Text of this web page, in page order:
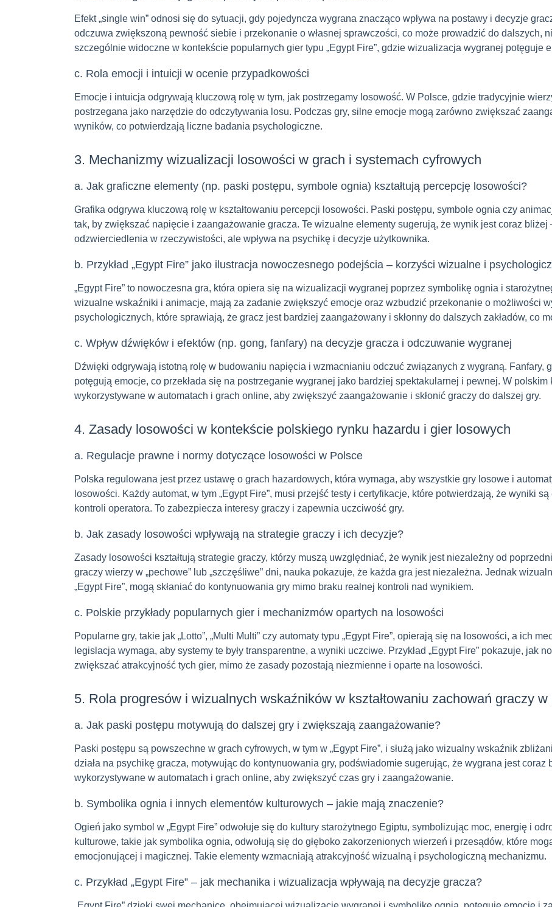
Efekt „single win” odnosi się do sytuacji, gdy pojedyncza wygrana znacząco wpływa na postawy i decyzje
odczuwa zwiększoną pewność siebie i przekonanie o własnej sprawczości, co może prowadzić do dalszych,
szczególnie widoczne w kontekście popularnych gier typu „Egypt Fire”, gdzie wizualizacja wygranej potęguje
c. Rola emocji i intuicji w ocenie przypadkowości
Emocje i intuicja odgrywają kluczową rolę w tym, jak postrzegamy losowość. W Polsce, gdzie tradycyjnie
postrzegana jako narzędzie do odczytywania losu. Podczas gry, silne emocje mogą zarówno zwiększać
wyników, co potwierdzają liczne badania psychologiczne.
3. Mechanizmy wizualizacji losowości w grach i systemach cyfrowych
a. Jak graficzne elementy (np. paski postępu, symbole ognia) kształtują percepcję losowości?
Grafika odgrywa kluczową rolę w kształtowaniu percepcji losowości. Paski postępu, symbole ognia czy
tak, by zwiększać napięcie i zaangażowanie gracza. Te wizualne elementy sugerują, że wynik jest coraz
odzwierciedlenia w rzeczywistości, ale wpływa na psychikę i decyzje użytkownika.
b. Przykład „Egypt Fire” jako ilustracja nowoczesnego podejścia – korzyści wizualne i
„Egypt Fire” to nowoczesna gra, która opiera się na wizualizacji wygranej poprzez symbolikę ognia i
wizualne wskaźniki i animacje, mają za zadanie zwiększyć emocje oraz wzbudzić przekonanie o możliwości
psychologicznych, które sprawiają, że gracz jest bardziej zaangażowany i skłonny do dalszych zakładów, co
c. Wpływ dźwięków i efektów (np. gong, fanfary) na decyzje gracza i odczuwanie wygranej
Dźwięki odgrywają istotną rolę w budowaniu napięcia i wzmacnianiu odczuć związanych z wygraną. Fanfary,
potęgują emocje, co przekłada się na postrzeganie wygranej jako bardziej spektakularnej i pewnej. W polskim
wykorzystywane w automatach i grach online, aby zwiększyć zaangażowanie i skłonić graczy do dalszej gry.
4. Zasady losowości w kontekście polskiego rynku hazardu i gier losowych
a. Regulacje prawne i normy dotyczące losowości w Polsce
Polska regulowana jest przez ustawę o grach hazardowych, która wymaga, aby wszystkie gry losowe i
losowości. Każdy automat, w tym „Egypt Fire”, musi przejść testy i certyfikacje, które potwierdzają, że wyniki
kontroli operatora. To zabezpiecza interesy graczy i zapewnia uczciwość gry.
b. Jak zasady losowości wpływają na strategie graczy i ich decyzje?
Zasady losowości kształtują strategie graczy, którzy muszą uwzględniać, że wynik jest niezależny od
graczy wierzy w „pechowe” lub „szczęśliwe” dni, nauka pokazuje, że każda gra jest niezależna. Jednak
„Egypt Fire”, mogą skłaniać do kontynuowania gry mimo braku realnej kontroli nad wynikiem.
c. Polskie przykłady popularnych gier i mechanizmów opartych na losowości
Popularne gry, takie jak „Lotto”, „Multi Multi” czy automaty typu „Egypt Fire”, opierają się na losowości, a ich
legislacja wymaga, aby systemy te były transparentne, a wyniki uczciwe. Przykład „Egypt Fire” pokazuje, jak
zwiększać atrakcyjność tych gier, mimo że zasady pozostają niezmienne i oparte na losowości.
5. Rola progresów i wizualnych wskaźników w kształtowaniu zachowań graczy w
a. Jak paski postępu motywują do dalszej gry i zwiększają zaangażowanie?
Paski postępu są powszechne w grach cyfrowych, w tym w „Egypt Fire”, i służą jako wizualny wskaźnik
działa na psychikę gracza, motywując do kontynuowania gry, podświadomie sugerując, że wygrana jest
wykorzystywane w automatach i grach online, aby zwiększyć czas gry i zaangażowanie.
b. Symbolika ognia i innych elementów kulturowych – jakie mają znaczenie?
Ogień jako symbol w „Egypt Fire” odwołuje się do kultury starożytnego Egiptu, symbolizując moc, energię i
kulturowe, takie jak symbolika ognia, odwołują się do głęboko zakorzenionych wierzeń i przesądów, które
emocjonującej i magicznej. Takie elementy wzmacniają atrakcyjność wizualną i psychologiczną mechanizmu.
c. Przykład „Egypt Fire” – jak mechanika i wizualizacja wpływają na decyzje gracza?